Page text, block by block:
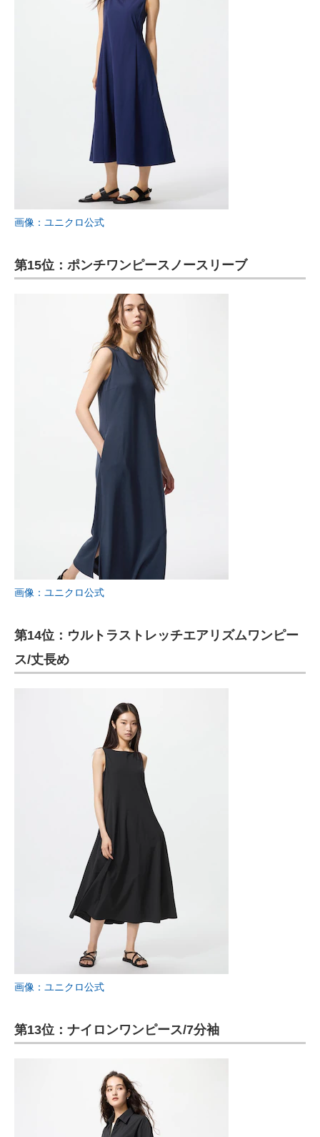
画像：ユニクロ公式
第15位：ポンチワンピースノースリーブ
画像：ユニクロ公式
第14位：ウルトラストレッチエアリズムワンピー
ス/丈長め
画像：ユニクロ公式
第13位：ナイロンワンピース/7分袖